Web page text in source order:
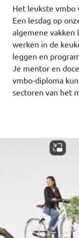
Het leukste vmbo
Een lesdag op
algemene vakken
werken in de
leggen en
Je mentor en
vmbo-diploma
sectoren van het